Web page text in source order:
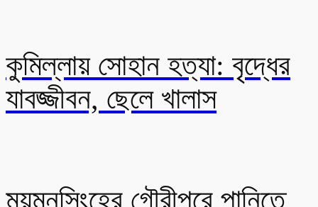
কুমিল্লায় সোহান হত্যা: বৃদ্ধের
যাবজ্জীবন, ছেলে খালাস
ময়মনসিংহের গৌরীপুরে পানিতে